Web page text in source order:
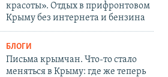
красоты». Отдых в прифронтовом
Крыму без интернета и бензина
БЛОГИ
Письма крымчан. Что-то стало
меняться в Крыму: где же теперь